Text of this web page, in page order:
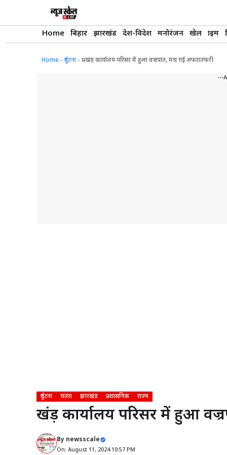
Home बिहार झारखंड देश-विदेश मनोरंजन खेल क्राइम
Home - दुर्घटना - प्रखंड़ कार्यालय परिसर में हुआ वज्रपात, मच गई अफरातफरी
---
दुर्घटना चतरा झारखंड प्रशासनिक राज्य
प्रखंड़ कार्यालय परिसर में हुआ
By newsscale
On: August 11, 2024 10:57 PM